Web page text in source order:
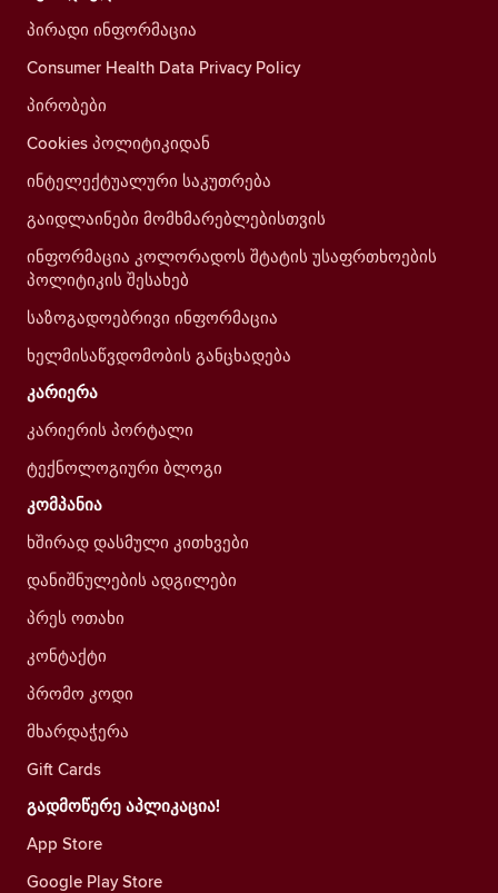
პირადი ინფორმაცია
Consumer Health Data Privacy Policy
პირობები
Cookies პოლიტიკიდან
ინტელექტუალური საკუთრება
გაიდლაინები მომხმარებლებისთვის
ინფორმაცია კოლორადოს შტატის უსაფრთხოების
პოლიტიკის შესახებ
საზოგადოებრივი ინფორმაცია
ხელმისაწვდომობის განცხადება
კარიერა
კარიერის პორტალი
ტექნოლოგიური ბლოგი
კომპანია
ხშირად დასმული კითხვები
დანიშნულების ადგილები
პრეს ოთახი
კონტაქტი
პრომო კოდი
მხარდაჭერა
Gift Cards
გადმოწერე აპლიკაცია!
App Store
Google Play Store